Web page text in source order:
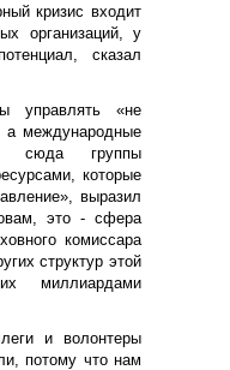
кризис входит
организаций, у
сказал
управлять «не
а международные
сюда группы
которые
выразил
это - сфера
комиссара
структур этой
миллиардами
и волонтеры
потому что нам